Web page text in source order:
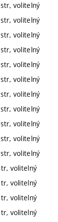
volitelný
volitelný
volitelný
volitelný
volitelný
volitelný
volitelný
volitelný
volitelný
volitelný
volitelný
volitelný
volitelný
volitelný
volitelný